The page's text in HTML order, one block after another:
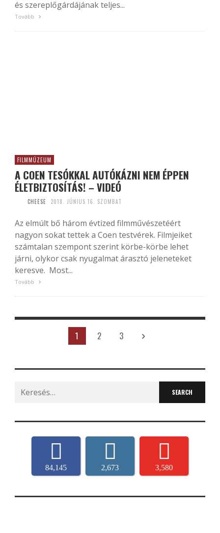
és szereplőgárdájának teljes...
Tovább
FILMMÚZEUM
A COEN TESÓKKAL AUTÓKÁZNI NEM ÉPPEN
ÉLETBIZTOSÍTÁS! – VIDEÓ
CHEESE 2018. JÚNIUS 16. SZOMBAT
Az elmúlt bő három évtized filmművészetéért
nagyon sokat tettek a Coen testvérek. Filmjeiket
számtalan szempont szerint körbe-körbe lehet
járni, olykor csak nyugalmat árasztó jeleneteket
keresve. Most...
Tovább
1 2 3
Search
for:
84,145 2,673 3,580